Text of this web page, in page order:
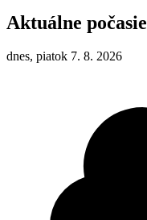
Aktuálne počasie
dnes, piatok 7. 8. 2026